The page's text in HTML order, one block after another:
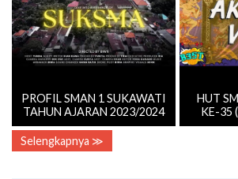
PROFIL SMAN 1 SUKAWATI
TAHUN AJARAN 2023/2024
HUT
KE-35
Selengkapnya ≫